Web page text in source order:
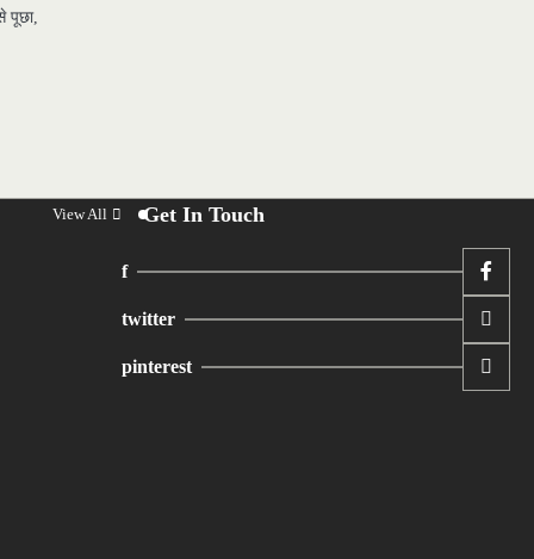
पूछा,
View All Get In Touch
f
twitter
pinterest